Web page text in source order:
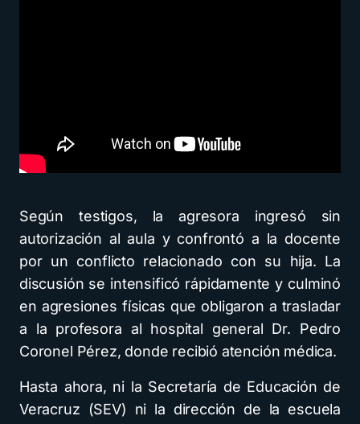
Según testigos, la agresora ingresó sin
autorización al aula y confrontó a la docente
por un conflicto relacionado con su hija. La
discusión se intensificó rápidamente y culminó
en agresiones físicas que obligaron a trasladar
a la profesora al hospital general Dr. Pedro
Coronel Pérez, donde recibió atención médica.
Hasta ahora, ni la Secretaría de Educación de
Veracruz (SEV) ni la dirección de la escuela